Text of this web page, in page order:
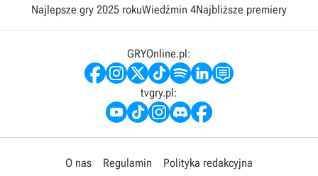
Najlepsze gry 2025 rokuWiedźmin 4Najbliższe premiery
GRYOnline.pl:
tvgry.pl:
O nas Regulamin Polityka redakcyjna